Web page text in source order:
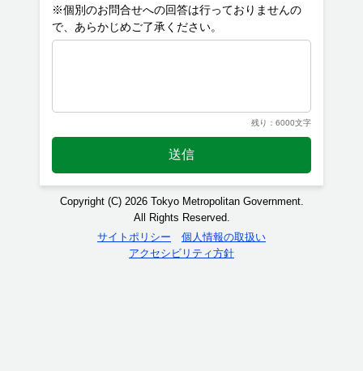
※個別のお問合せへの回答は行っておりませんの
残り：6000文字
送信
Copyright (C) 2026 Tokyo Metropolitan Government.
All Rights Reserved.
サイトポリシー
個人情報の取扱い
アクセシビリティ方針